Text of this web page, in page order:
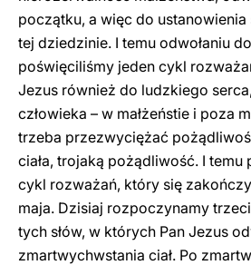
początku, a więc do
tej dziedzinie. I temu odwołaniu
poświęciliśmy jeden cykl
Jezus również do ludzkiego
człowieka – w małżeństie i poza
trzeba przezwyciężać
ciała, trojaką pożądliwość. I
cykl rozważań, który się
maja. Dzisiaj rozpoczynamy
tych słów, w których Pan Jezus
zmartwychwstania ciał. Po